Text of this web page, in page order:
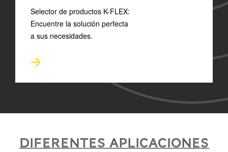
Selector de productos K-FLEX:
Encuentre la solución perfecta
a sus necesidades.
DIFERENTES APLICACIONES